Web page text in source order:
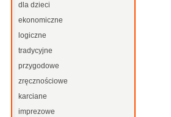
dla dzieci
ekonomiczne
logiczne
tradycyjne
przygodowe
zręcznościowe
karciane
imprezowe